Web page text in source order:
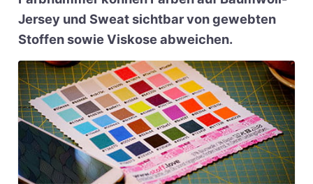
Jersey und Sweat sichtbar von gewebten
Stoffen sowie Viskose abweichen.